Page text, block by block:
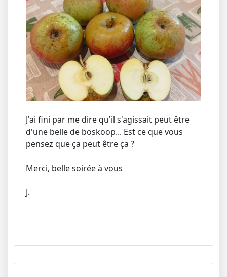
J'ai fini par me dire qu'il s'agissait peut être
d'une belle de boskoop... Est ce que vous
pensez que ça peut être ça ?
Merci, belle soirée à vous
J.